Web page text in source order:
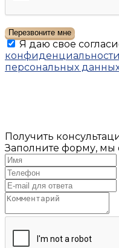
Перезвоните мне
Я даю свое
персональных
Получить
Заполните форму, мы